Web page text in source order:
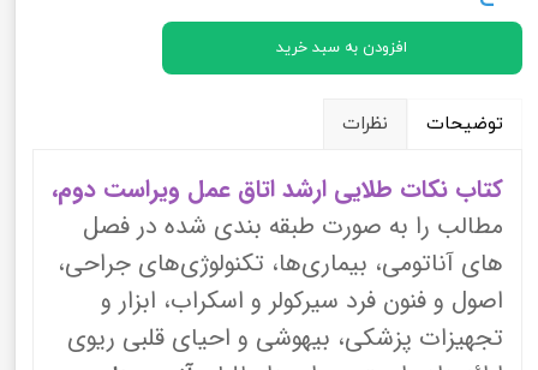
افزودن به سبد خرید
توضیحات نظرات
کتاب نکات طلایی ارشد اتاق عمل ویراست دوم،
مطالب را به صورت طبقه بندی شده در فصل
های آناتومی، بیماری‌ها، تکنولوژی‌های جراحی،
اصول و فنون فرد سیرکولر و اسکراب، ابزار و
تجهیزات پزشکی، بیهوشی و احیای قلبی ریوی